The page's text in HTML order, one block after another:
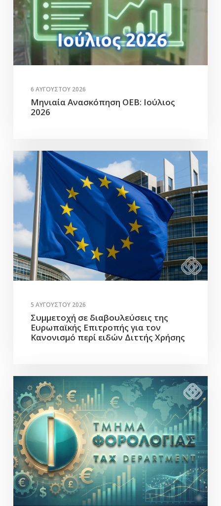
6 ΑΥΓΟΎΣΤΟΥ 2026
Μηνιαία Ανασκόπηση ΟΕΒ: Ιούλιος
2026
5 ΑΥΓΟΎΣΤΟΥ 2026
Συμμετοχή σε διαβουλεύσεις της
Ευρωπαϊκής Επιτροπής για τον
Κανονισμό περί ειδών Διττής Χρήσης